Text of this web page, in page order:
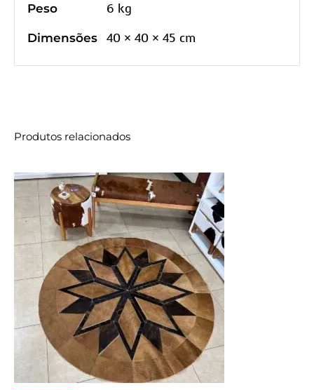
Peso 6 kg
Dimensões 40 × 40 × 45 cm
Produtos relacionados